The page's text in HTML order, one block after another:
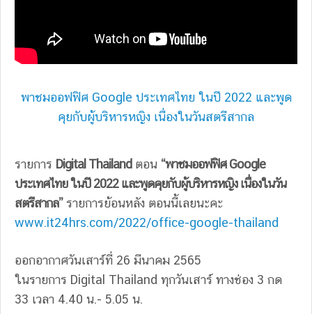
พาชมออฟฟิศ Google ประเทศไทย ในปี 2022 และพูด
คุยกับผู้บริหารหญิง เนื่องในวันสตรีสากล
รายการ Digital Thailandตอน “พาชมออฟฟิศ Google
ประเทศไทย ในปี 2022 และพูดคุยกับผู้บริหารหญิง เนื่องในวัน
สตรีสากล”รายการย้อนหลัง ตอนนี้เลยนะคะ
www.it24hrs.com/2022/office-google-thailand
ออกอากาศวันเสาร์ที่ 26 มีนาคม 2565
ในรายการ Digital Thailand ทุกวันเสาร์ ทางช่อง 3 กด
33 เวลา 4.40 น.- 5.05 น.